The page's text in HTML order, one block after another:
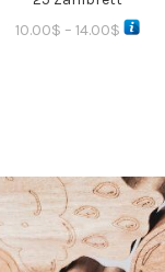
10.00$ – 14.00$